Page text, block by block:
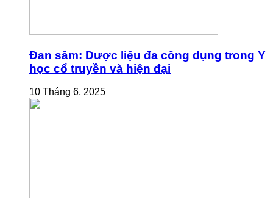
Đan sâm: Dược liệu đa công dụng trong Y
học cổ truyền và hiện đại
10 Tháng 6, 2025